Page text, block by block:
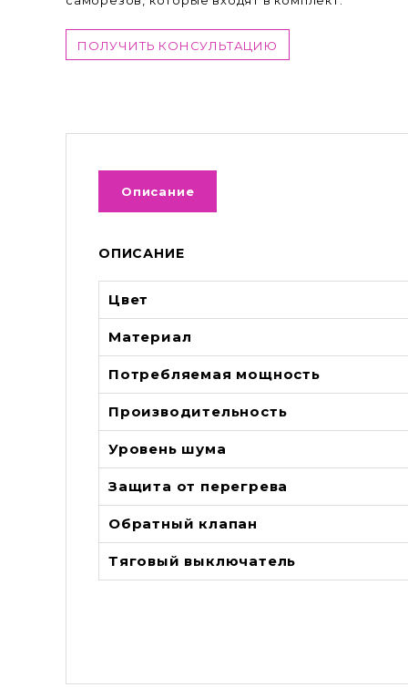
ПОЛУЧИТЬ КОНСУЛЬТАЦИЮ
Описание
ОПИСАНИЕ
Цвет
Материал
Потребляемая мощность
Производительность
Уровень шума
Защита от перегрева
Обратный клапан
Тяговый выключатель